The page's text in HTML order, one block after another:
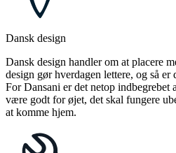
Dansk design
Dansk design handler om at placere
design gør hverdagen lettere, og så er
For Dansani er det netop indbegrebet
være godt for øjet, det skal fungere
at komme hjem.